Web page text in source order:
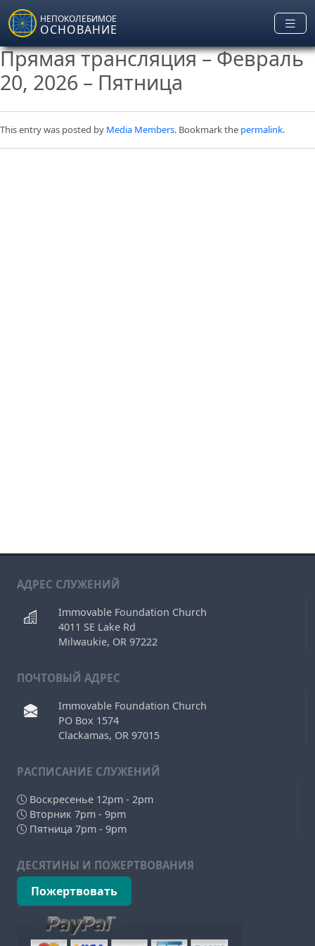
Skip to main content
НЕПОКОЛЕБИМОЕ
ОСНОВАНИЕ
Прямая трансляция – Февраль
20, 2026 – Пятница
This entry was posted by Media Members. Bookmark the permalink.
АДРЕС СЛУЖЕНИЙ
Immovable Foundation Church
4011 SE Lake Rd
Milwaukie, OR 97222
ПОЧТОВЫЙ АДРЕС
Immovable Foundation Church
PO Box 1574
Clackamas, OR 97015
РAСПИСАНИЕ СЛУЖЕНИЙ
Воскресенье 12pm - 2pm
Вторник 7pm - 9pm
Пятница 7pm - 9pm
ДЕСЯТИНЫ И ПОЖЕРТВОВАНИЯ
Пожертвовать